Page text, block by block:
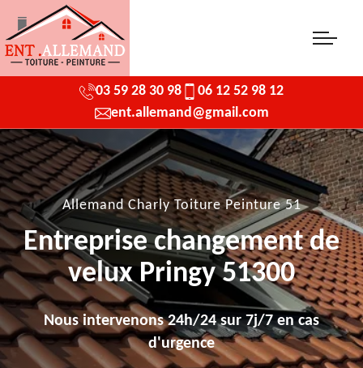
03 59 28 30 98
06 12 52 98 12
ent.allemand@gmail.com
Allemand Charly Toiture Peinture 51
Entreprise changement de
velux Pringy 51300
Nous intervenons 24h/24 sur 7j/7 en cas
d'urgence